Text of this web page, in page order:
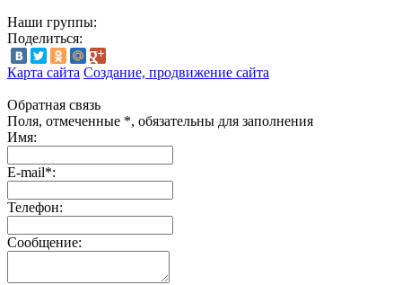
Наши группы:
Поделиться:
Карта сайта Создание, продвижение сайта
Обратная связь
Поля, отмеченные *, обязательны для заполнения
Имя:
E-mail*:
Телефон:
Сообщение: